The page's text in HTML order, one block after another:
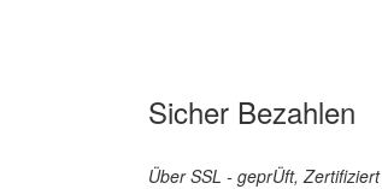
Sicher Bezahlen
Über SSL - geprÜft, Zertifiziert